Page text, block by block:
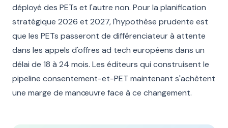
déployé des PETs et l'autre non. Pour la planification
stratégique 2026 et 2027, l'hypothèse prudente est
que les PETs passeront de différenciateur à attente
dans les appels d'offres ad tech européens dans un
délai de 18 à 24 mois. Les éditeurs qui construisent le
pipeline consentement-et-PET maintenant s'achètent
une marge de manœuvre face à ce changement.